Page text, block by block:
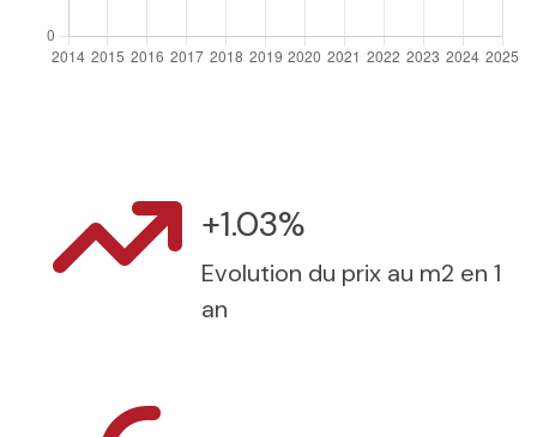
+1.03%
Evolution du prix au m2 en 1
an